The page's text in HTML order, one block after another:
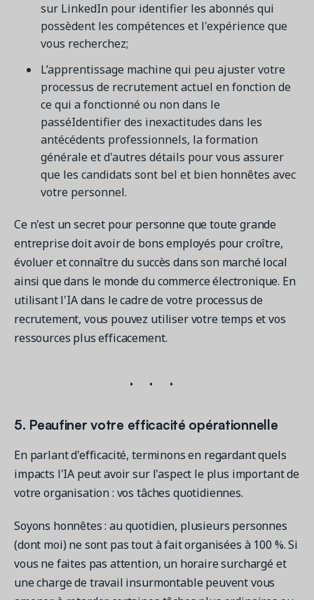
sur LinkedIn pour identifier les abonnés qui
possèdent les compétences et l'expérience que
vous recherchez;
L’apprentissage machine qui peu ajuster votre
processus de recrutement actuel en fonction de
ce qui a fonctionné ou non dans le
passéIdentifier des inexactitudes dans les
antécédents professionnels, la formation
générale et d'autres détails pour vous assurer
que les candidats sont bel et bien honnêtes avec
votre personnel.
Ce n'est un secret pour personne que toute grande
entreprise doit avoir de bons employés pour croître,
évoluer et connaître du succès dans son marché local
ainsi que dans le monde du commerce électronique. En
utilisant l'IA dans le cadre de votre processus de
recrutement, vous pouvez utiliser votre temps et vos
ressources plus efficacement.
5. Peaufiner votre efficacité opérationnelle
En parlant d'efficacité, terminons en regardant quels
impacts l'IA peut avoir sur l'aspect le plus important de
votre organisation : vos tâches quotidiennes.
Soyons honnêtes : au quotidien, plusieurs personnes
(dont moi) ne sont pas tout à fait organisées à 100 %. Si
vous ne faites pas attention, un horaire surchargé et
une charge de travail insurmontable peuvent vous